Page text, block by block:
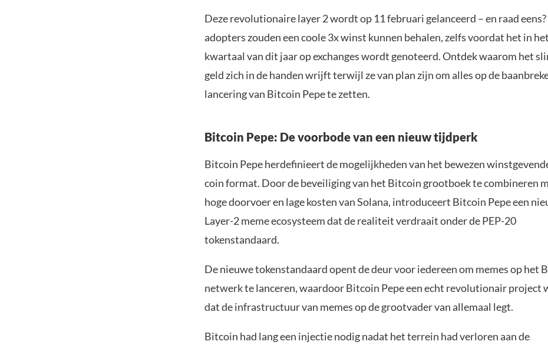
Deze revolutionaire layer 2 wordt op 11 februari gelanceerd – en raad
adopters zouden een coole 3x winst kunnen behalen, zelfs voordat het in
kwartaal van dit jaar op exchanges wordt genoteerd. Ontdek waarom het
geld zich in de handen wrijft terwijl ze van plan zijn om alles op de
lancering van Bitcoin Pepe te zetten.
Bitcoin Pepe: De voorbode van een nieuw tijdperk
Bitcoin Pepe herdefinieert de mogelijkheden van het bewezen
coin format. Door de beveiliging van het Bitcoin grootboek te combineren
hoge doorvoer en lage kosten van Solana, introduceert Bitcoin Pepe een
Layer-2 meme ecosysteem dat de realiteit verdraait onder de PEP-20
tokenstandaard.
De nieuwe tokenstandaard opent de deur voor iedereen om memes op het
netwerk te lanceren, waardoor Bitcoin Pepe een echt revolutionair project
dat de infrastructuur van memes op de grootvader van allemaal legt.
Bitcoin had lang een injectie nodig nadat het terrein had verloren aan de